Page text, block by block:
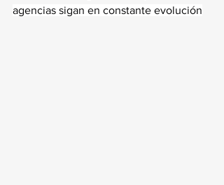
agencias sigan en constante evolución